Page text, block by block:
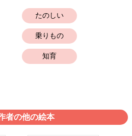
たのしい
乗りもの
知育
者の他の絵本